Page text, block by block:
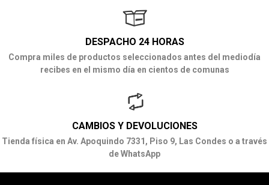
DESPACHO 24 HORAS
Compra miles de productos seleccionados antes del mediodía
recibes en el mismo día en cientos de comunas
CAMBIOS Y DEVOLUCIONES
Tienda física en Av. Apoquindo 7331, Piso 9, Las Condes o a través
de WhatsApp